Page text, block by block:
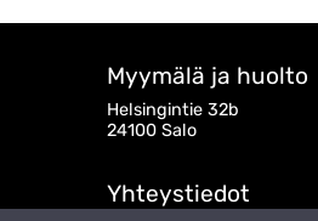
Myymälä ja huolto
Helsingintie 32b
24100 Salo
Yhteystiedot